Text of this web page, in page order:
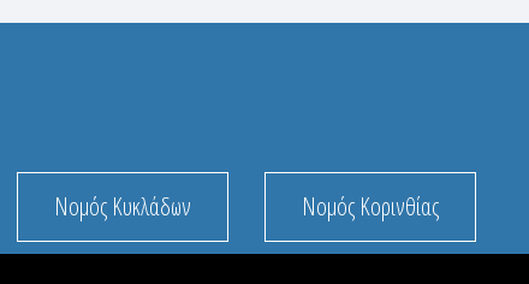
Νομός Κυκλάδων Νομός Κορινθίας